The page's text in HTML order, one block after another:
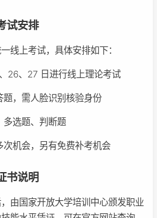
试安排
线上考试，具体安排如下：
26、27 日进行线上理论考试
题，需人脸识别核验身份
多选题、判断题
次机会，另有免费补考机会
书说明
由国家开放大学培训中心颁发职业